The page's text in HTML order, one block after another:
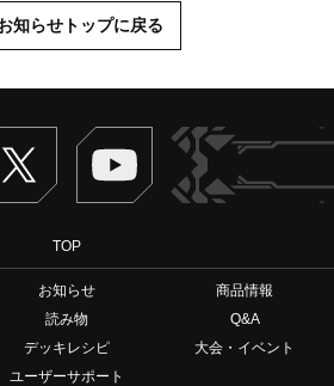
知らせトップに戻る
Twitter ヴァンガードch
TOP
お知らせ
商品情報
読み物
Q&A
デッキレシピ
大会・イベント
ユーザーサポート